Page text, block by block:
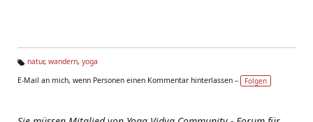
g
natur, wandern, yoga
E-Mail an mich, wenn Personen einen Kommentar hinterlassen –
Folgen